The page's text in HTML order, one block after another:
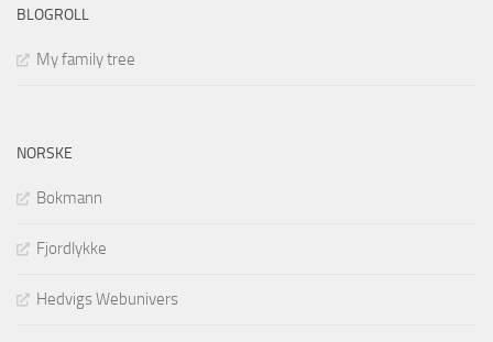
BLOGROLL
My family tree
NORSKE
Bokmann
Fjordlykke
Hedvigs Webunivers